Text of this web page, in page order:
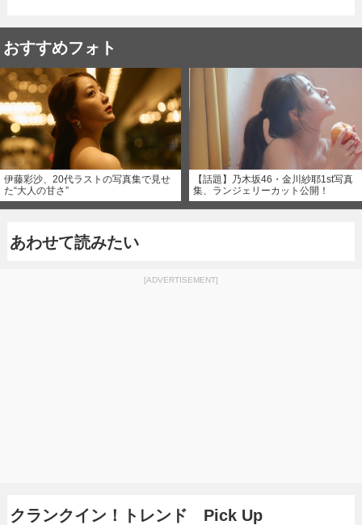
おすすめフォト
伊藤彩沙、20代ラストの写真集で見せ
た“大人の甘さ”
【話題】乃木坂46・金川紗耶1st写真
集、ランジェリーカット公開！
あわせて読みたい
[ADVERTISEMENT]
クランクイン！トレンド Pick Up